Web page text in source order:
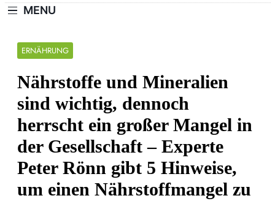
MENU
ERNÄHRUNG
Nährstoffe und Mineralien
sind wichtig, dennoch
herrscht ein großer Mangel in
der Gesellschaft – Experte
Peter Rönn gibt 5 Hinweise,
um einen Nährstoffmangel zu